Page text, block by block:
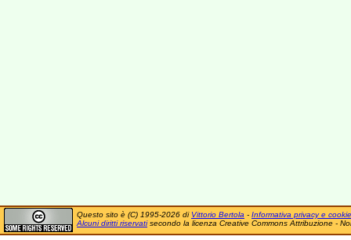
Questo sito è (C) 1995-2026 di Vittorio Bertola - Informativa privacy e cookie
Alcuni diritti riservatisecondo la licenza Creative Commons Attribuzione -